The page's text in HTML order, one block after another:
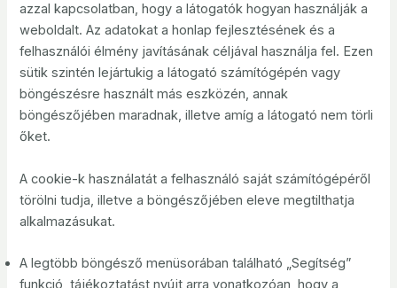
azzal kapcsolatban, hogy a látogatók hogyan használják a
weboldalt. Az adatokat a honlap fejlesztésének és a
felhasználói élmény javításának céljával használja fel. Ezen
sütik szintén lejártukig a látogató számítógépén vagy
böngészésre használt más eszközén, annak
böngészőjében maradnak, illetve amíg a látogató nem törli
őket.
A cookie-k használatát a felhasználó saját számítógépéről
törölni tudja, illetve a böngészőjében eleve megtilthatja
alkalmazásukat.
A legtöbb böngésző menüsorában található „Segítség”
funkció, tájékoztatást nyújt arra vonatkozóan, hogy a